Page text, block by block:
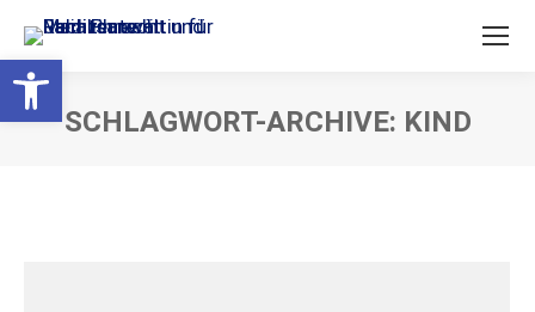
Open toolbar
SCHLAGWORT-ARCHIVE: KIND